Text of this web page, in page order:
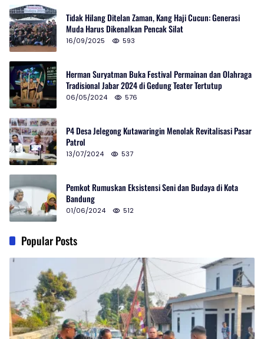
Tidak Hilang Ditelan Zaman, Kang Haji Cucun: Generasi
Muda Harus Dikenalkan Pencak Silat
16/09/2025 593
Herman Suryatman Buka Festival Permainan dan Olahraga
Tradisional Jabar 2024 di Gedung Teater Tertutup
06/05/2024 576
P4 Desa Jelegong Kutawaringin Menolak Revitalisasi Pasar
Patrol
13/07/2024 537
Pemkot Rumuskan Eksistensi Seni dan Budaya di Kota
Bandung
01/06/2024 512
Popular Posts